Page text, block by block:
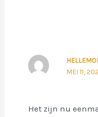
MEI 11,
Het zijn nu